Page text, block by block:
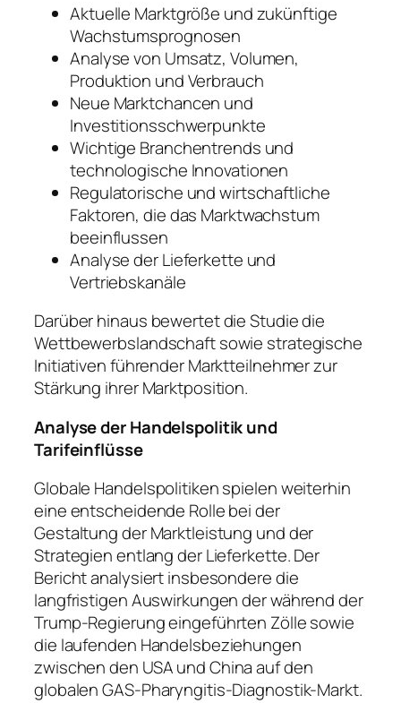
Aktuelle Marktgröße und zukünftige
Wachstumsprognosen
Analyse von Umsatz, Volumen,
Produktion und Verbrauch
Neue Marktchancen und
Investitionsschwerpunkte
Wichtige Branchentrends und
technologische Innovationen
Regulatorische und wirtschaftliche
Faktoren, die das Marktwachstum
beeinflussen
Analyse der Lieferkette und
Vertriebskanäle
Darüber hinaus bewertet die Studie die
Wettbewerbslandschaft sowie strategische
Initiativen führender Marktteilnehmer zur
Stärkung ihrer Marktposition.
Analyse der Handelspolitik und
Tarifeinflüsse
Globale Handelspolitiken spielen weiterhin
eine entscheidende Rolle bei der
Gestaltung der Marktleistung und der
Strategien entlang der Lieferkette. Der
Bericht analysiert insbesondere die
langfristigen Auswirkungen der während der
Trump-Regierung eingeführten Zölle sowie
die laufenden Handelsbeziehungen
zwischen den USA und China auf den
globalen GAS-Pharyngitis-Diagnostik-Markt.